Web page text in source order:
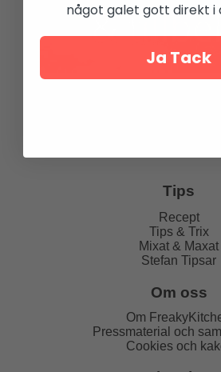
Tips
Recept
Tips & Trix
Mixat & Maxat
Stefan Tipsar
Om oss
Om
Pressmaterial och
Cookies och
något galet gott direkt i
Ja Tack